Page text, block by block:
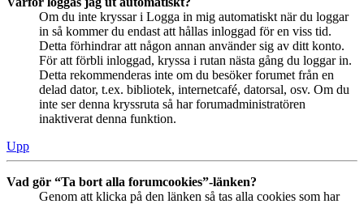
Om du inte kryssar i Logga in mig automatiskt när du loggar
in så kommer du endast att hållas inloggad för en viss tid.
Detta förhindrar att någon annan använder sig av ditt konto.
För att förbli inloggad, kryssa i rutan nästa gång du loggar in.
Detta rekommenderas inte om du besöker forumet från en
delad dator, t.ex. bibliotek, internetcafé, datorsal, osv. Om du
inte ser denna kryssruta så har forumadministratören
inaktiverat denna funktion.
Upp
Vad gör “Ta bort alla forumcookies”-länken?
Genom att klicka på den länken så tas alla cookies som har